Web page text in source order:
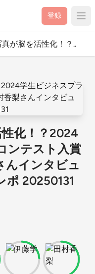
登録
が脳を活性化！？..
化！？2024
ンテスト入賞
んインタビュ
ポ 20250131